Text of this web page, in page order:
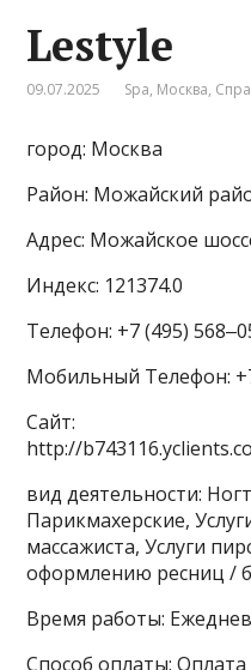
Lestyle
09.07.2025 Spa, Москва,
город: Москва
Район: Можайский
Адрес: Можайское
Индекс: 121374.0
Телефон: +7 (495)
Мобильный Телефон:
Сайт:
http://
вид деятельности:
Парикмахерские,
массажиста, Услуги
оформлению ресниц /
Время работы:
Способ оплаты: